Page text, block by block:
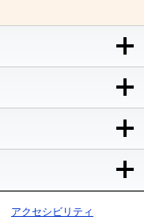
アクセシビリティ